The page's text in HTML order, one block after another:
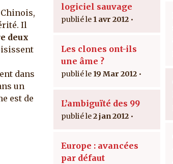
Il
deux
dans
un
est de
logiciel sauvage
1 avr 2012
Les clones ont-ils
une âme ?
19 Mar 2012
L’ambiguïté des 99
2 jan 2012
Europe : avancées
par défaut